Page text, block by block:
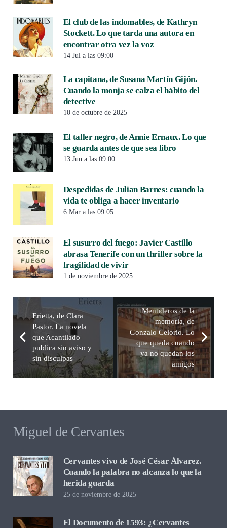
El club de las indomables, de Kathryn
Stockett. Lo que tarda una autora en
encontrar otra vez la voz
14 Jul a las 09:00
La capitana, de Susana Martín Gijón.
Cuando la monja se calza el hábito del
detective
10 de octubre de 2025
El taller negro, de Annie Ernaux. Lo que
se guarda antes de que sea libro
13 Jun a las 09:00
Despedidas de Julian Barnes: cuando la
vida te obliga a hacer inventario
6 Mar a las 09:05
El susurro del fuego: Javier Castillo
abrasa Tenerife con un thriller sobre la
fragilidad de vivir
1 de noviembre de 2025
Erietta, de Clara
Pastor. La novela
que Acantilado
publica sin aviso y
sin disculpas
Mentideros de la
memoria, de
Gonzalo Celorio. Lo
que queda cuando
ya no quedan los
amigos
Miguel de Cervantes
Cervantes vivo de José César Álvarez.
Cuando la palabra no alcanza lo que la
herida guarda
25 de noviembre de 2025
El Documento de 1593: ¿Cervantes